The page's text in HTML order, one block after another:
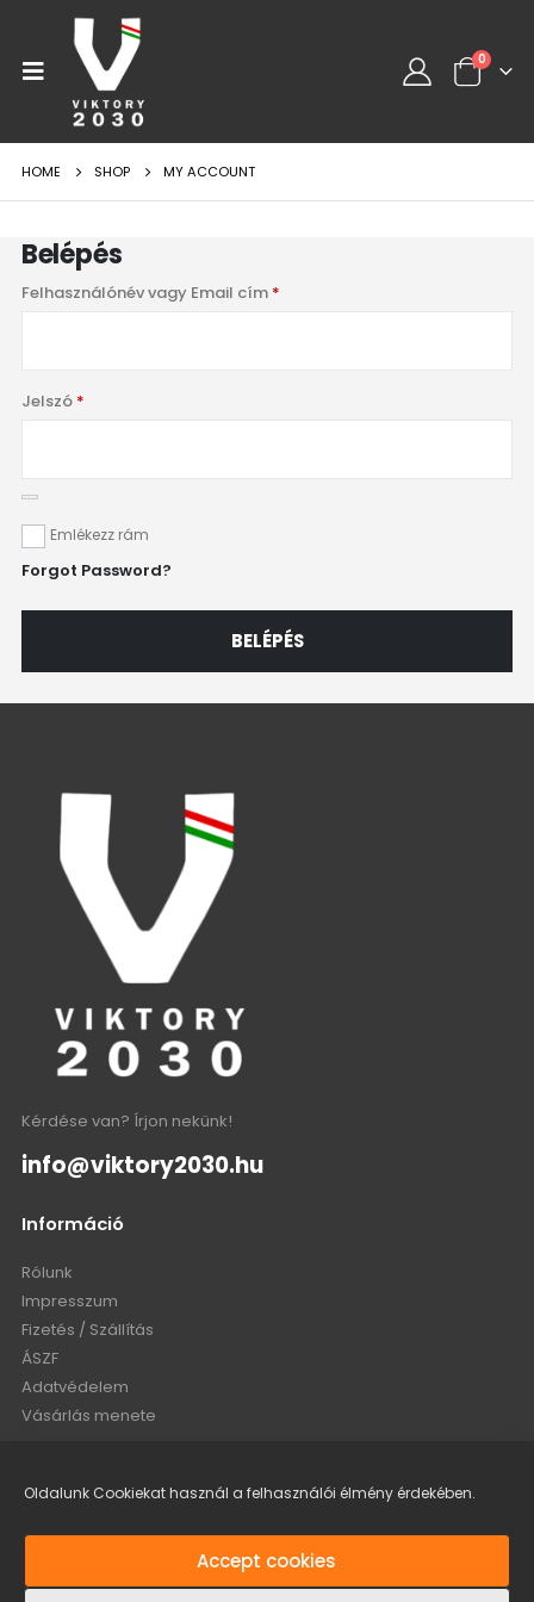
Oldalunk Cookiekat használ a felhasználói élmény érdekében.
Accept cookies
0
HOME SHOP MY ACCOUNT
Belépés
Felhasználónév vagy Email cím *
Jelszó *
Emlékezz rám
Forgot Password?
BELÉPÉS
Kérdése van? Írjon nekünk!
info@viktory2030.hu
Információ
Rólunk
Impresszum
Fizetés / Szállítás
ÁSZF
Adatvédelem
Vásárlás menete
Bejelentkezés